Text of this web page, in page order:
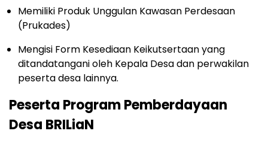
Memiliki Produk Unggulan Kawasan Perdesaan
(Prukades)
Mengisi Form Kesediaan Keikutsertaan yang
ditandatangani oleh Kepala Desa dan perwakilan
peserta desa lainnya.
Peserta Program Pemberdayaan
Desa BRILiaN